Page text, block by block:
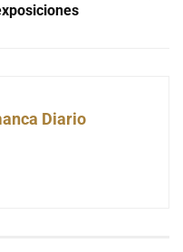
Diario